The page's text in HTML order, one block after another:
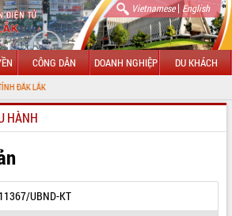
Vietnamese| English
CÔNG DÂN DOANH NGHIỆP DU KHÁCH
HÀNH
11367/UBND-KT